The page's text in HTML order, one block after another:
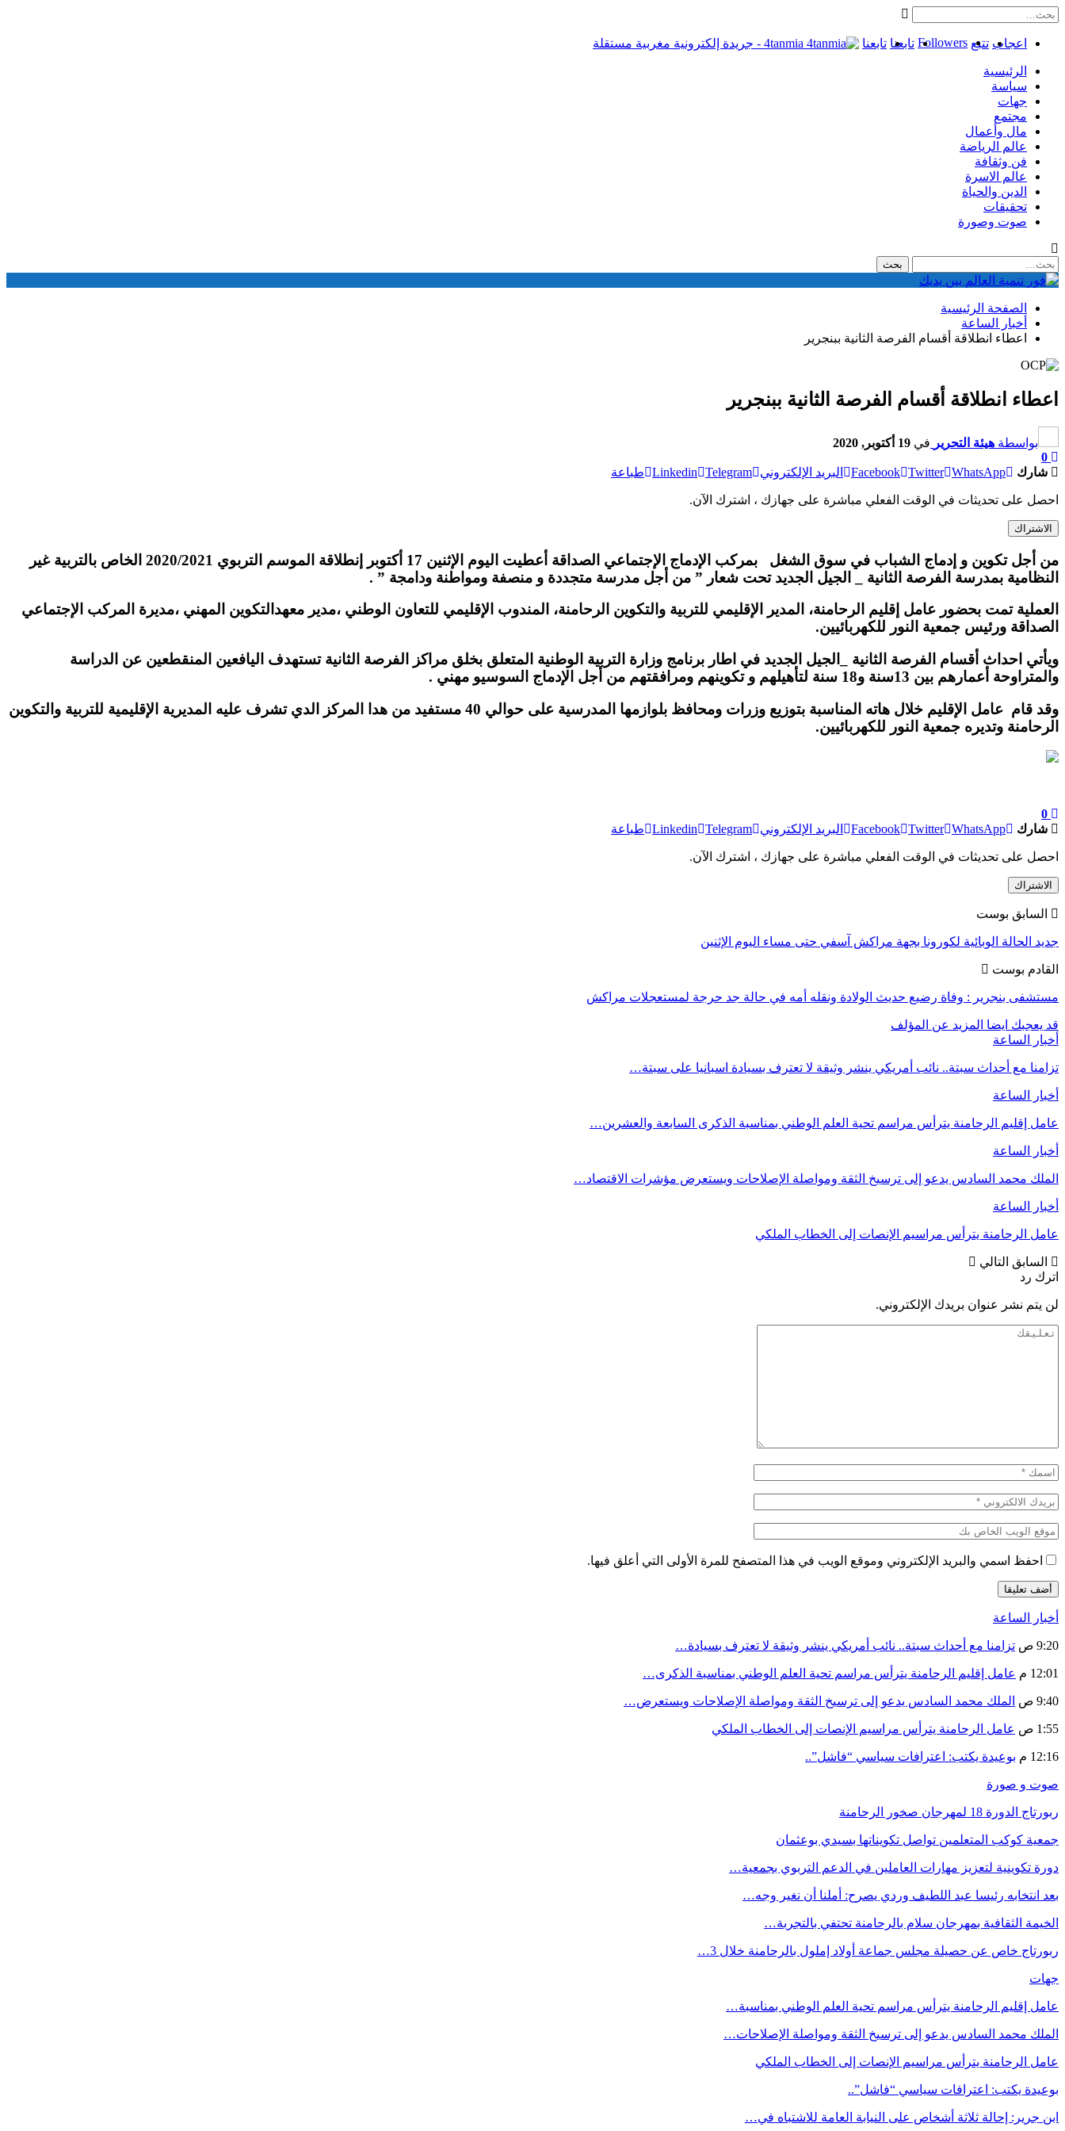
اعجاب تتبع Followers تابعنا تابعنا 4tanmia - جريدة إلكترونية مغربية مستقلة
الرئيسية
سياسة
جهات
مجتمع
مال وأعمال
عالم الرياضة
فن وثقافة
عالم الاسرة
الدين والحياة
تحقيقات
صوت وصورة
الصفحة الرئيسية
أخبار الساعة
اعطاء انطلاقة أقسام الفرصة الثانية ببنجرير
اعطاء انطلاقة أقسام الفرصة الثانية ببنجرير
بواسطة هيئة التحرير في 19 أكتوبر, 2020
0
شارك
Facebook Twitter WhatsApp البريد الإلكتروني Linkedin Telegram طباعة
احصل على تحديثات في الوقت الفعلي مباشرة على جهازك ، اشترك الآن.
الاشتراك
من أجل تكوين و إدماج الشباب في سوق الشغل بمركب الإدماج الإجتماعي الصداقة أعطيت اليوم الإثنين 17 أكتوبر إنطلاقة الموسم التربوي 2020/2021 الخاص بالتربية غير
النظامية بمدرسة الفرصة الثانية _ الجيل الجديد تحت شعار ” من أجل مدرسة متجددة و منصفة ومواطنة ودامجة ” .
العملية تمت بحضور عامل إقليم الرحامنة، المدير الإقليمي للتربية والتكوين الرحامنة، المندوب الإقليمي للتعاون الوطني ،مدير معهدالتكوين المهني ،مديرة المركب الإجتماعي
الصداقة ورئيس جمعية النور للكهربائيين.
ويأتي احداث أقسام الفرصة الثانية _الجيل الجديد في اطار برنامج وزارة التربية الوطنية المتعلق بخلق مراكز الفرصة الثانية تستهدف اليافعين المنقطعين عن الدراسة
والمتراوحة أعمارهم بين 13سنة و18 سنة لتأهيلهم و تكوينهم ومرافقتهم من أجل الإدماج السوسيو مهني .
وقد قام عامل الإقليم خلال هاته المناسبة بتوزيع وزرات ومحافظ بلوازمها المدرسية على حوالي 40 مستفيد من هدا المركز الدي تشرف عليه المديرية الإقليمية للتربية والتكوين
الرحامنة وتديره جمعية النور للكهربائيين.
0
شارك
Facebook Twitter WhatsApp البريد الإلكتروني Linkedin Telegram طباعة
احصل على تحديثات في الوقت الفعلي مباشرة على جهازك ، اشترك الآن.
الاشتراك
السابق بوست
جديد الحالة الوبائية لكورونا بجهة مراكش آسفي حتى مساء اليوم الإثنين
القادم بوست
مستشفى بنجرير : وفاة رضيع حديث الولادة ونقله أمه في حالة جد حرجة لمستعجلات مراكش
قد يعجبك ايضا المزيد عن المؤلف
أخبار الساعة
تزامنا مع أحداث سبتة.. نائب أمريكي ينشر وثيقة لا تعترف بسيادة اسبانيا على سبتة…
أخبار الساعة
عامل إقليم الرحامنة يترأس مراسم تحية العلم الوطني بمناسبة الذكرى السابعة والعشرين…
أخبار الساعة
الملك محمد السادس يدعو إلى ترسيخ الثقة ومواصلة الإصلاحات ويستعرض مؤشرات الاقتصاد…
أخبار الساعة
عامل الرحامنة يترأس مراسيم الإنصات إلى الخطاب الملكي
السابق التالي
اترك رد
لن يتم نشر عنوان بريدك الإلكتروني.
احفظ اسمي والبريد الإلكتروني وموقع الويب في هذا المتصفح للمرة الأولى التي أعلق فيها.
أخبار الساعة
9:20 ص تزامنا مع أحداث سبتة.. نائب أمريكي ينشر وثيقة لا تعترف بسيادة…
12:01 م عامل إقليم الرحامنة يترأس مراسم تحية العلم الوطني بمناسبة الذكرى…
9:40 ص الملك محمد السادس يدعو إلى ترسيخ الثقة ومواصلة الإصلاحات ويستعرض…
1:55 ص عامل الرحامنة يترأس مراسيم الإنصات إلى الخطاب الملكي
12:16 م بوعيدة يكتب: اعترافات سياسي “فاشل”..
صوت و صورة
ربورتاج الدورة 18 لمهرجان صخور الرحامنة
جمعية كوكب المتعلمين تواصل تكويناتها بسيدي بوعثمان
دورة تكوينية لتعزيز مهارات العاملين في الدعم التربوي بجمعية…
بعد انتخابه رئيسا عبد اللطيف وردي يصرح: أملنا أن نغير وجه…
الخيمة الثقافية بمهرجان سلام بالرحامنة تحتفي بالتجربة…
ربورتاج خاص عن حصيلة مجلس جماعة أولاد إملول بالرحامنة خلال 3…
جهات
عامل إقليم الرحامنة يترأس مراسم تحية العلم الوطني بمناسبة…
الملك محمد السادس يدعو إلى ترسيخ الثقة ومواصلة الإصلاحات…
عامل الرحامنة يترأس مراسيم الإنصات إلى الخطاب الملكي
بوعيدة يكتب: اعترافات سياسي “فاشل”..
ابن جرير: إحالة ثلاثة أشخاص على النيابة العامة للاشتباه في…